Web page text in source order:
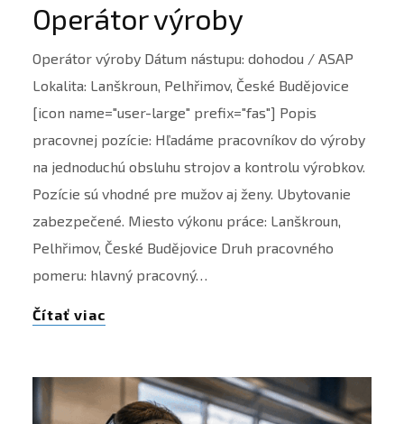
Operátor výroby
Operátor výroby Dátum nástupu: dohodou / ASAP
Lokalita: Lanškroun, Pelhřimov, České Budějovice
[icon name="user-large" prefix="fas"] Popis
pracovnej pozície: Hľadáme pracovníkov do výroby
na jednoduchú obsluhu strojov a kontrolu výrobkov.
Pozície sú vhodné pre mužov aj ženy. Ubytovanie
zabezpečené. Miesto výkonu práce: Lanškroun,
Pelhřimov, České Budějovice Druh pracovného
pomeru: hlavný pracovný…
Čítať viac